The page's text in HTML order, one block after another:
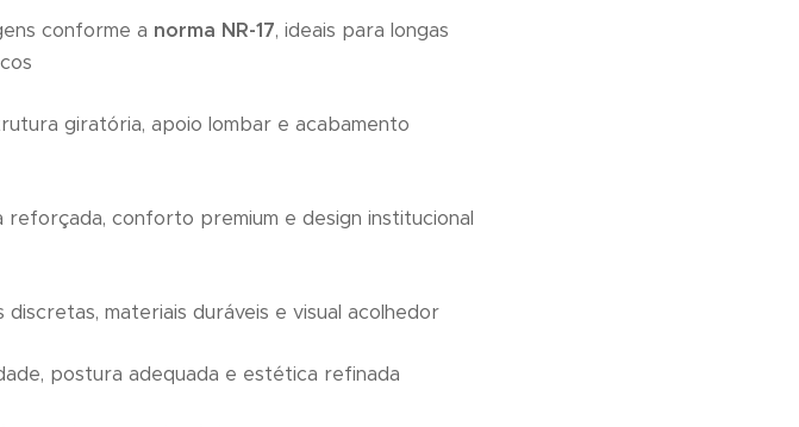
conforme a norma NR-17, ideais para longas
giratória, apoio lombar e acabamento
reforçada, conforto premium e design institucional
discretas, materiais duráveis e visual acolhedor
postura adequada e estética refinada